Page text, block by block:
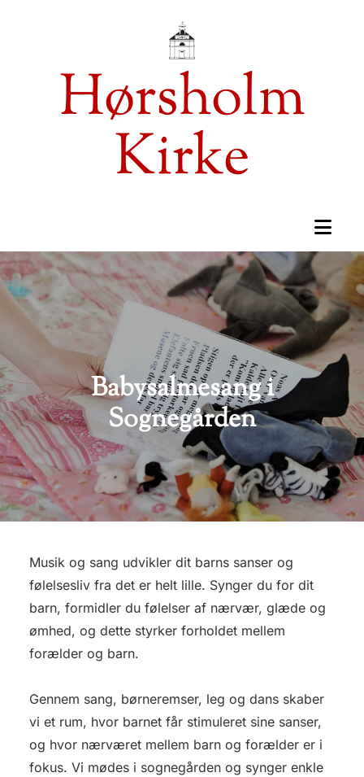
Hørsholm
Kirke
Babysalmesang i
Sognegården
Musik og sang udvikler dit barns sanser og
følelsesliv fra det er helt lille. Synger du for dit
barn, formidler du følelser af nærvær, glæde og
ømhed, og dette styrker forholdet mellem
forælder og barn.
Gennem sang, børneremser, leg og dans skaber
vi et rum, hvor barnet får stimuleret sine sanser,
og hvor nærværet mellem barn og forælder er i
fokus. Vi mødes i sognegården og synger enkle